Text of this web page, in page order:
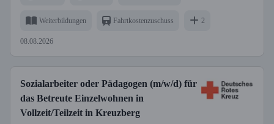
Weiterbildungen Fahrtkostenzuschuss 2
08.08.2026
Sozialarbeiter oder Pädagogen (m/w/d) für
das Betreute Einzelwohnen in
Vollzeit/Teilzeit in Kreuzberg